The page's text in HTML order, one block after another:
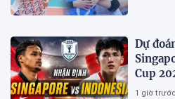
Dự
Cup
định
1 giờ trước